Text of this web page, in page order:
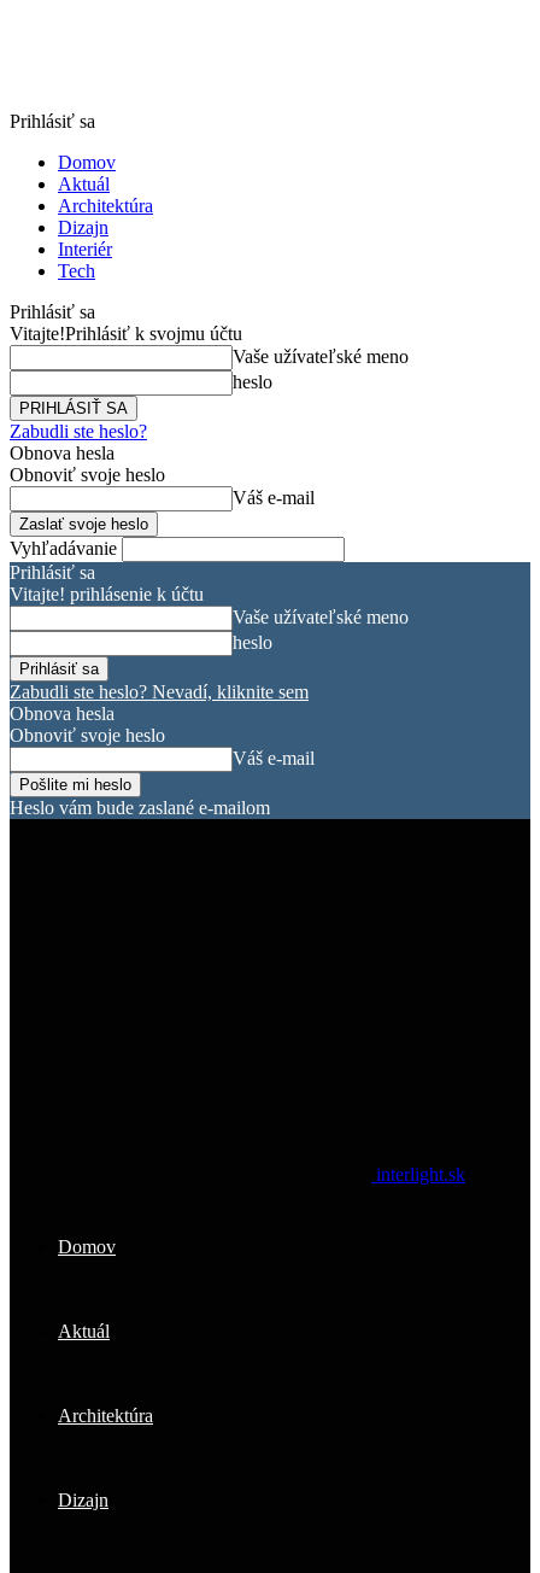
Prihlásiť sa
Domov
Aktuál
Architektúra
Dizajn
Interiér
Tech
Prihlásiť sa
Vitajte!Prihlásiť k svojmu účtu
Vaše užívateľské meno
heslo
Zabudli ste heslo?
Obnova hesla
Obnoviť svoje heslo
Váš e-mail
Vyhľadávanie
Prihlásiť sa
Vitajte! prihlásenie k účtu
Vaše užívateľské meno
heslo
Zabudli ste heslo? Nevadí, kliknite sem
Obnova hesla
Obnoviť svoje heslo
Váš e-mail
Heslo vám bude zaslané e-mailom
interlight.sk
Domov
Aktuál
Architektúra
Dizajn